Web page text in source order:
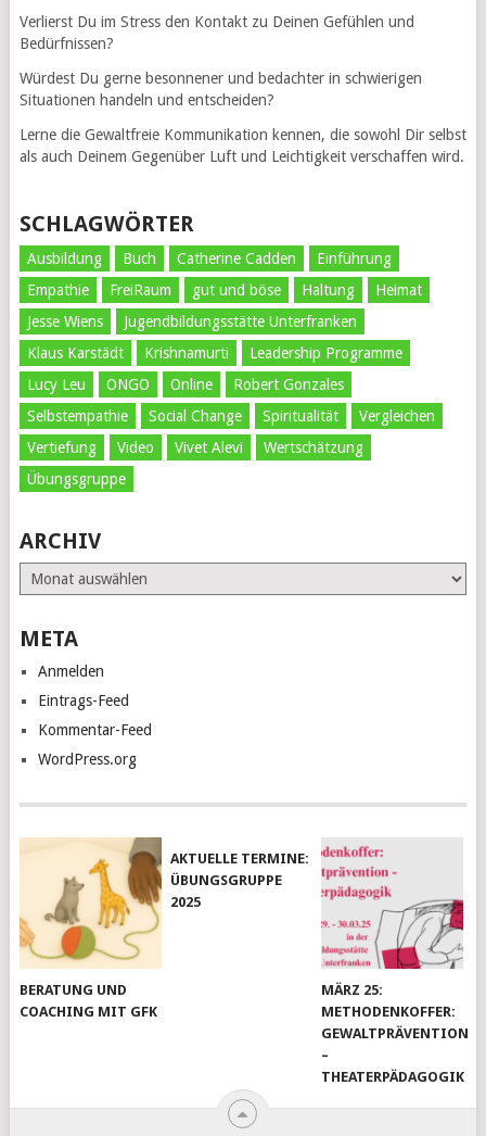
Verlierst Du im Stress den Kontakt zu Deinen Gefühlen und
Bedürfnissen?
Würdest Du gerne besonnener und bedachter in schwierigen
Situationen handeln und entscheiden?
Lerne die Gewaltfreie Kommunikation kennen, die sowohl Dir selbst
als auch Deinem Gegenüber Luft und Leichtigkeit verschaffen wird.
SCHLAGWÖRTER
Ausbildung Buch Catherine Cadden
Einführung
Empathie
FreiRaum gut und böse Haltung
Heimat
Jesse Wiens
Jugendbildungsstätte Unterfranken
Klaus Karstädt
Krishnamurti
Leadership Programme
Lucy Leu
ONGO Online
Robert Gonzales
Selbstempathie
Social Change Spiritualität
Vergleichen
Vertiefung
Video Vivet Alevi
Wertschätzung
Übungsgruppe
ARCHIV
Archiv
META
Anmelden
Eintrags-Feed
Kommentar-Feed
WordPress.org
BERATUNG UND
COACHING MIT GFK
AKTUELLE TERMINE:
ÜBUNGSGRUPPE
2025
MÄRZ 25:
METHODENKOFFER:
GEWALTPRÄVENTION
–
THEATERPÄDAGOGIK